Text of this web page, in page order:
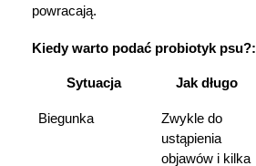
powracają.
Kiedy warto podać probiotyk psu?:
Sytuacja Jak długo
Biegunka
Zwykle do
ustąpienia
objawów i kilka